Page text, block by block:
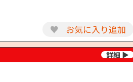
♥ お気に入り追加